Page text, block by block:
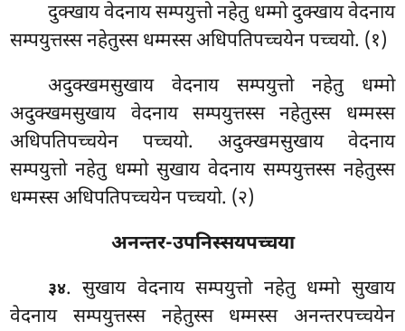
दुक्खाय वेदनाय सम्पयुत्तो नहेतु धम्मो दुक्खाय वेदनाय
सम्पयुत्तस्स नहेतुस्स धम्मस्स अधिपतिपच्चयेन पच्चयो. (१)
अदुक्खमसुखाय वेदनाय सम्पयुत्तो नहेतु धम्मो
अदुक्खमसुखाय वेदनाय सम्पयुत्तस्स नहेतुस्स धम्मस्स
अधिपतिपच्चयेनपच्चयो. अदुक्खमसुखाय वेदनाय
सम्पयुत्तो नहेतु धम्मो सुखाय वेदनाय सम्पयुत्तस्स नहेतुस्स
धम्मस्स अधिपतिपच्चयेन पच्चयो. (२)
अनन्तर-उपनिस्सयपच्चया
३४. सुखाय वेदनाय सम्पयुत्तो नहेतु धम्मो सुखाय
वेदनाय सम्पयुत्तस्स नहेतुस्स धम्मस्स अनन्तरपच्चयेन